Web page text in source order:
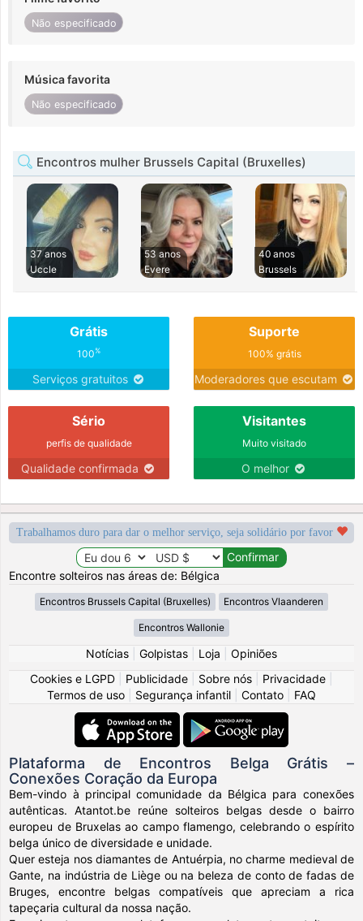
Não especificado
Música favorita
Não especificado
Encontros mulher Brussels Capital (Bruxelles)
37 anos
Uccle
53 anos
Evere
40 anos
Brussels
Grátis
100%
Serviços gratuitos
Suporte
100% grátis
Moderadores que escutam
Sério
perfis de qualidade
Qualidade confirmada
Visitantes
Muito visitado
O melhor
Trabalhamos duro para dar o melhor serviço, seja solidário por favor
Encontre solteiros nas áreas de: Bélgica
Encontros Brussels Capital (Bruxelles) Encontros Vlaanderen
Encontros Wallonie
Notícias Golpistas Loja
Opiniões
Cookies e LGPD
Publicidade Sobre nós Privacidade
Termos de uso
Segurança infantil Contato FAQ
Plataforma de Encontros Belga Grátis –
Conexões Coração da Europa
Bem-vindo à principal comunidade da Bélgica para conexões
autênticas. Atantot.be reúne solteiros belgas desde o bairro
europeu de Bruxelas ao campo flamengo, celebrando o espírito
belga único de diversidade e unidade.
Quer esteja nos diamantes de Antuérpia, no charme medieval de
Gante, na indústria de Liège ou na beleza de conto de fadas de
Bruges, encontre belgas compatíveis que apreciam a rica
tapeçaria cultural da nossa nação.